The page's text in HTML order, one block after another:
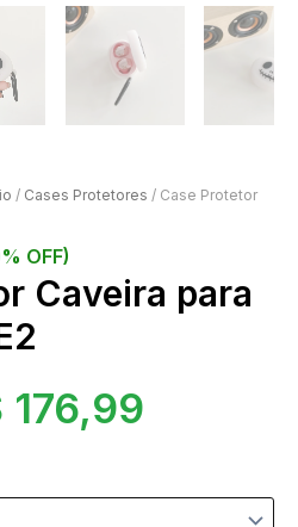
/ Cases Protetores / Case Protetor
OFF)
Caveira para
176,99